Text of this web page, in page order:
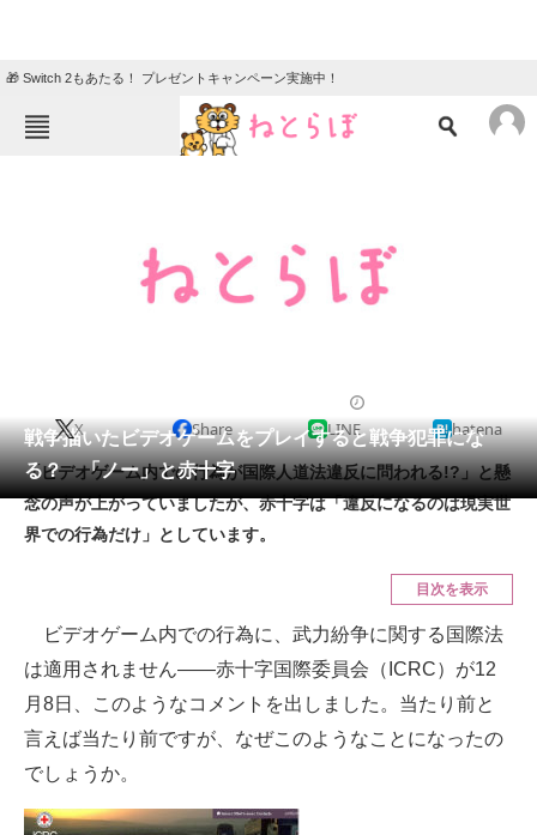
🎁 Switch 2もあたる！ プレゼントキャンペーン実施中！
クイズ
地域
会員記事
メディア
注目記事を集めた総合ページ
スマホと通信の最新トレンド
好きが集まる 比べて選べる
戦争描いたビデオゲームをプレイすると戦争犯罪にな
る？ 「ノー」と赤十字
X Share LINE hatena
「ビデオゲーム内での行為が国際人道法違反に問われる!?」と懸
念の声が上がっていましたが、赤十字は「違反になるのは現実世
界での行為だけ」としています。
目次を表示
ビデオゲーム内での行為に、武力紛争に関する国際法
は適用されません――赤十字国際委員会（ICRC）が12
月8日、このようなコメントを出しました。当たり前と
言えば当たり前ですが、なぜこのようなことになったの
でしょうか。